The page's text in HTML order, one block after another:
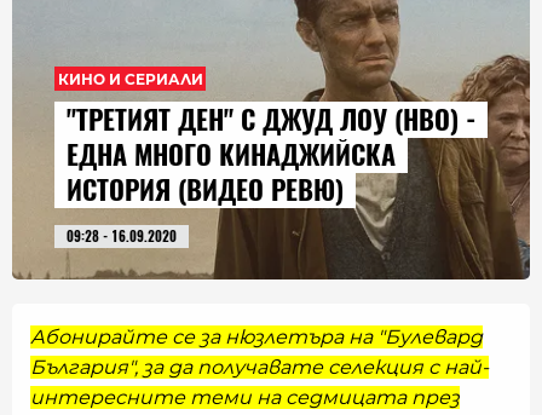
КИНО И СЕРИАЛИ
"ТРЕТИЯТ ДЕН" С ДЖУД ЛОУ (HBO) -
ЕДНА МНОГО КИНАДЖИЙСКА
ИСТОРИЯ (ВИДЕО РЕВЮ)
09:28 - 16.09.2020
Абонирайте се за нюзлетъра на "Булевард
България", за да получавате селекция с най-
интересните теми на седмицата през